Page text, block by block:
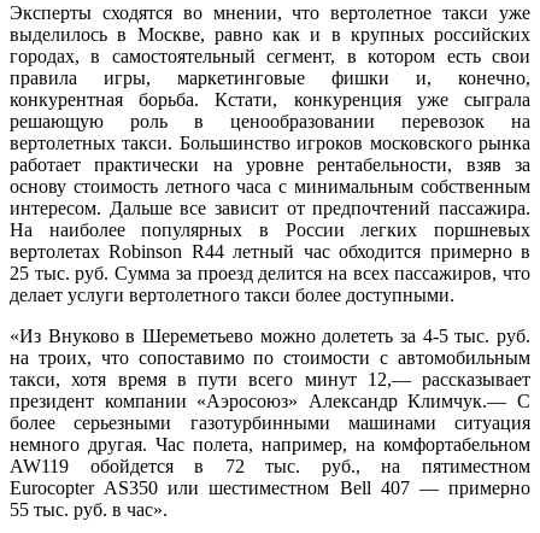
Эксперты сходятся во мнении, что вертолетное такси уже
выделилось в Москве, равно как и в крупных российских
городах, в самостоятельный сегмент, в котором есть свои
правила игры, маркетинговые фишки и, конечно,
конкурентная борьба. Кстати, конкуренция уже сыграла
решающую роль в ценообразовании перевозок на
вертолетных такси. Большинство игроков московского рынка
работает практически на уровне рентабельности, взяв за
основу стоимость летного часа с минимальным собственным
интересом. Дальше все зависит от предпочтений пассажира.
На наиболее популярных в России легких поршневых
вертолетах Robinson R44 летный час обходится примерно в
25 тыс. руб. Сумма за проезд делится на всех пассажиров, что
делает услуги вертолетного такси более доступными.
«Из Внуково в Шереметьево можно долететь за 4-5 тыс. руб.
на троих, что сопоставимо по стоимости с автомобильным
такси, хотя время в пути всего минут 12,— рассказывает
президент компании «Аэросоюз» Александр Климчук.— С
более серьезными газотурбинными машинами ситуация
немного другая. Час полета, например, на комфортабельном
AW119 обойдется в 72 тыс. руб., на пятиместном
Eurocopter AS350 или шестиместном Bell 407 — примерно
55 тыс. руб. в час».